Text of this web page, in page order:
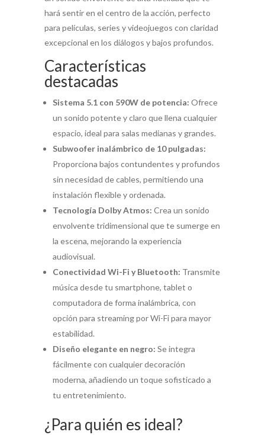
hará sentir en el centro de la acción, perfecto
para películas, series y videojuegos con claridad
excepcional en los diálogos y bajos profundos.
Características
destacadas
Sistema 5.1 con 590W de potencia: Ofrece
un sonido potente y claro que llena cualquier
espacio, ideal para salas medianas y grandes.
Subwoofer inalámbrico de 10 pulgadas:
Proporciona bajos contundentes y profundos
sin necesidad de cables, permitiendo una
instalación flexible y ordenada.
Tecnología Dolby Atmos: Crea un sonido
envolvente tridimensional que te sumerge en
la escena, mejorando la experiencia
audiovisual.
Conectividad Wi-Fi y Bluetooth: Transmite
música desde tu smartphone, tablet o
computadora de forma inalámbrica, con
opción para streaming por Wi-Fi para mayor
estabilidad.
Diseño elegante en negro: Se integra
fácilmente con cualquier decoración
moderna, añadiendo un toque sofisticado a
tu entretenimiento.
¿Para quién es ideal?